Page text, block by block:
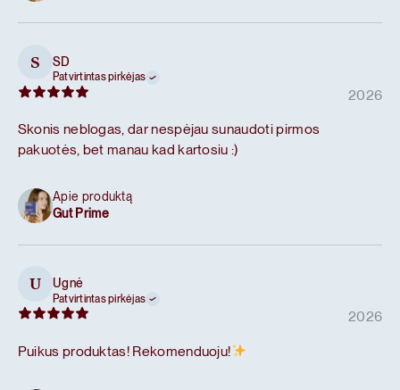
S SD
Patvirtintas pirkėjas
2026
Skonis neblogas, dar nespėjau sunaudoti pirmos
pakuotės, bet manau kad kartosiu :)
Apie produktą
Gut Prime
U Ugnė
Patvirtintas pirkėjas
2026
Puikus produktas! Rekomenduoju!